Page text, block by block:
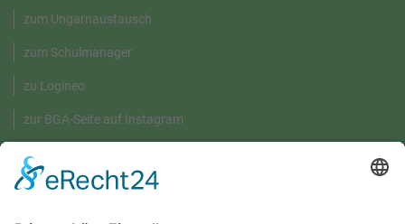
zum Ungarnaustausch
zum Schulmanager
zu Logineo
zur BGA-Seite auf Instagram
GRÜNE UMWELT-BOX